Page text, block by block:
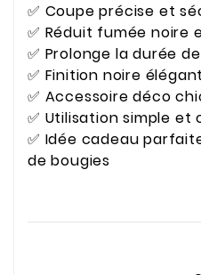
✅ Coupe précise et
✅ Réduit fumée noire
✅ Prolonge la durée
✅ Finition noire
✅ Accessoire déco
✅ Utilisation simple
✅ Idée cadeau
de bougies